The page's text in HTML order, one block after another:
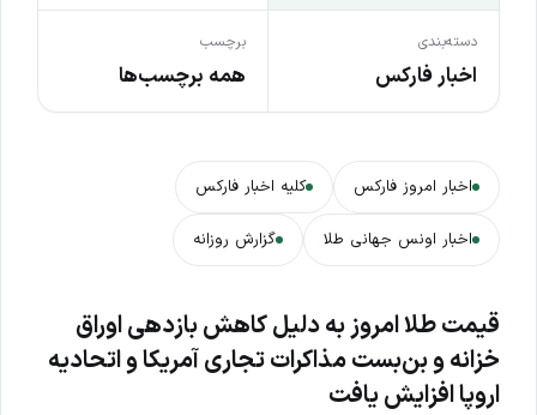
دسته‌بندی
اخبار فارکس
برچسب
همه برچسب‌ها
اخبار امروز فارکس کلیه اخبار فارکس
اخبار اونس جهانی طلا گزارش روزانه
قیمت طلا امروز به دلیل کاهش بازدهی اوراق
خزانه و بن‌بست مذاکرات تجاری آمریکا و اتحادیه
اروپا افزایش یافت